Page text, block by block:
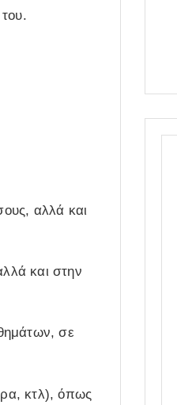
αλλά και
και στην
σε
κτλ), όπως